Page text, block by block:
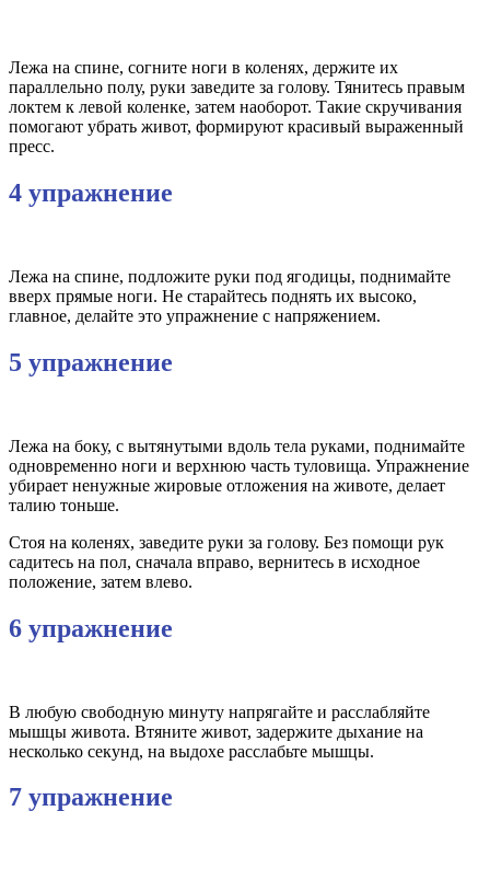
Лежа на спине, согните ноги в коленях, держите их
параллельно полу, руки заведите за голову. Тянитесь правым
локтем к левой коленке, затем наоборот. Такие скручивания
помогают убрать живот, формируют красивый выраженный
пресс.
4 упражнение
Лежа на спине, подложите руки под ягодицы, поднимайте
вверх прямые ноги. Не старайтесь поднять их высоко,
главное, делайте это упражнение с напряжением.
5 упражнение
Лежа на боку, с вытянутыми вдоль тела руками, поднимайте
одновременно ноги и верхнюю часть туловища. Упражнение
убирает ненужные жировые отложения на животе, делает
талию тоньше.
Стоя на коленях, заведите руки за голову. Без помощи рук
садитесь на пол, сначала вправо, вернитесь в исходное
положение, затем влево.
6 упражнение
В любую свободную минуту напрягайте и расслабляйте
мышцы живота. Втяните живот, задержите дыхание на
несколько секунд, на выдохе расслабьте мышцы.
7 упражнение